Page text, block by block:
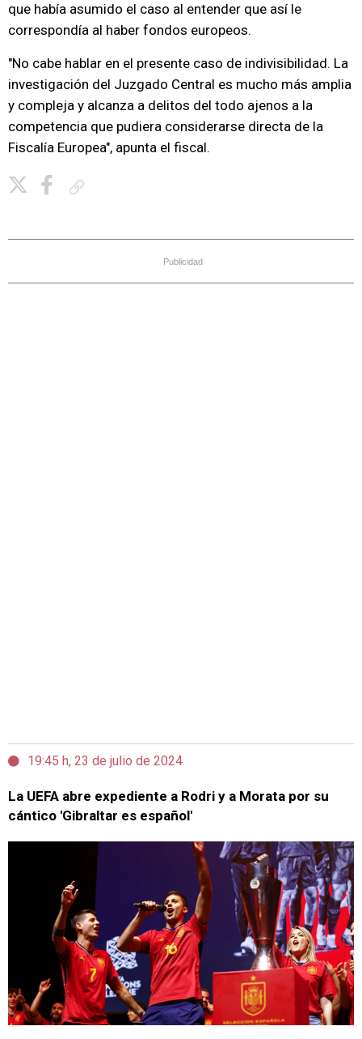
que había asumido el caso al entender que así le
correspondía al haber fondos europeos.
"No cabe hablar en el presente caso de indivisibilidad. La
investigación del Juzgado Central es mucho más amplia
y compleja y alcanza a delitos del todo ajenos a la
competencia que pudiera considerarse directa de la
Fiscalía Europea", apunta el fiscal.
Publicidad
19:45 h, 23 de julio de 2024
La UEFA abre expediente a Rodri y a Morata por su
cántico 'Gibraltar es español'